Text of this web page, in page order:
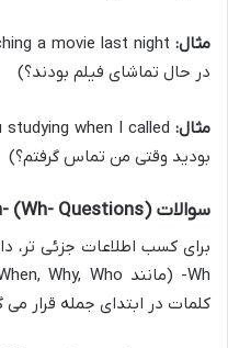
مثال:
در حال تماشای فیلم بودند؟)
مثال:
بودید وقتی من تماس گرفتم؟)
سوالات Wh- (Wh- Questions):
برای کسب اطلاعات جزئی تر،
کلمات در ابتدای جمله قرار می